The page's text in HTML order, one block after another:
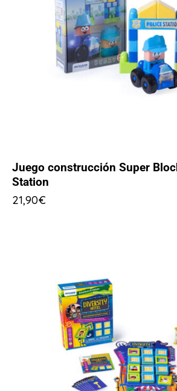
Juego construcción Super
Station
21,90€